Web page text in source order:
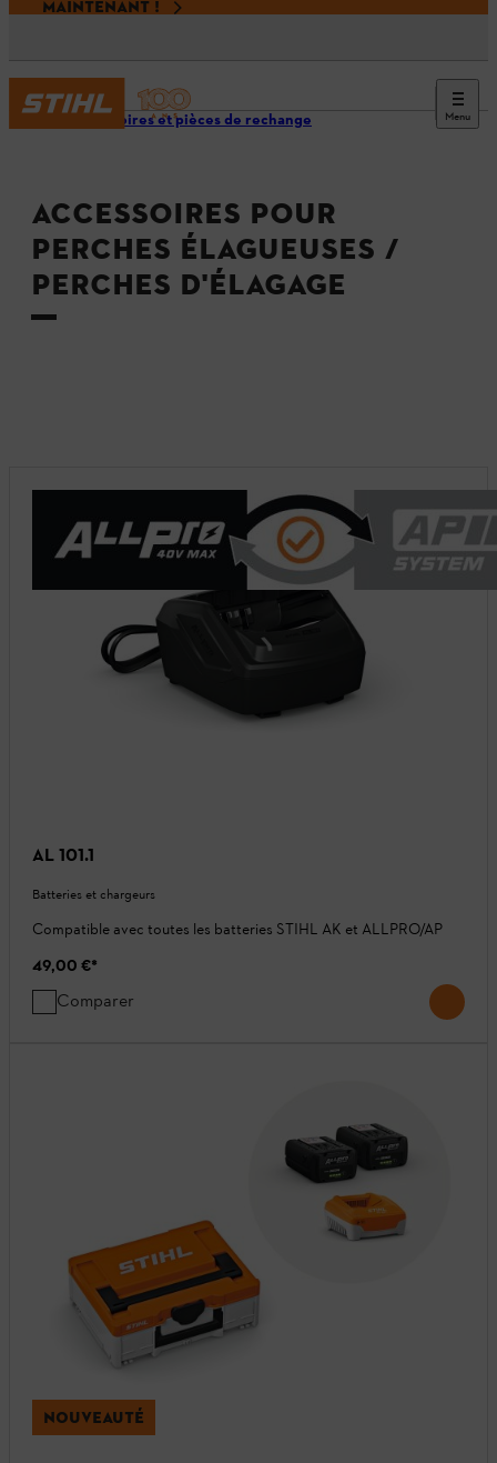
MAINTENANT !
Menu
Accessoires et pièces de rechange
ACCESSOIRES POUR
PERCHES ÉLAGUEUSES /
PERCHES D'ÉLAGAGE
AL 101.1
Batteries et chargeurs
Compatible avec toutes les batteries STIHL AK et ALLPRO/AP
49,00 €*
Comparer
NOUVEAUTÉ